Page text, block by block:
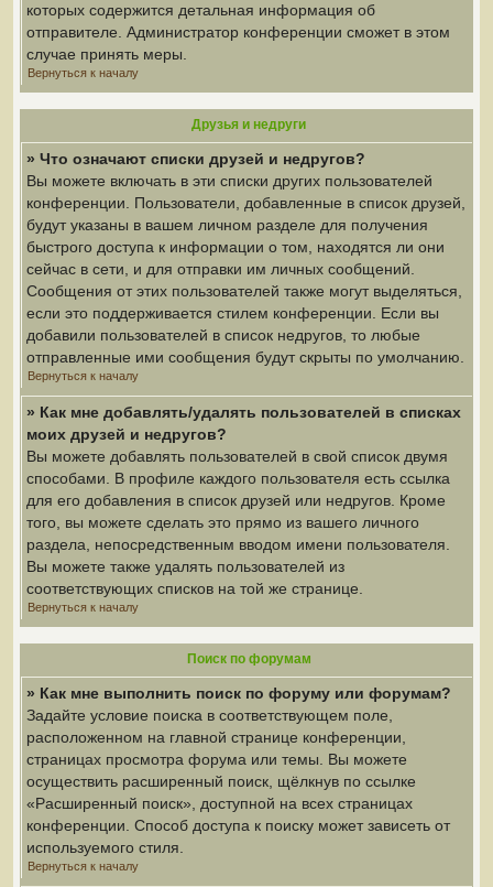
которых содержится детальная информация об
отправителе. Администратор конференции сможет в этом
случае принять меры.
Вернуться к началу
Друзья и недруги
» Что означают списки друзей и недругов?
Вы можете включать в эти списки других пользователей
конференции. Пользователи, добавленные в список друзей,
будут указаны в вашем личном разделе для получения
быстрого доступа к информации о том, находятся ли они
сейчас в сети, и для отправки им личных сообщений.
Сообщения от этих пользователей также могут выделяться,
если это поддерживается стилем конференции. Если вы
добавили пользователей в список недругов, то любые
отправленные ими сообщения будут скрыты по умолчанию.
Вернуться к началу
» Как мне добавлять/удалять пользователей в списках
моих друзей и недругов?
Вы можете добавлять пользователей в свой список двумя
способами. В профиле каждого пользователя есть ссылка
для его добавления в список друзей или недругов. Кроме
того, вы можете сделать это прямо из вашего личного
раздела, непосредственным вводом имени пользователя.
Вы можете также удалять пользователей из
соответствующих списков на той же странице.
Вернуться к началу
Поиск по форумам
» Как мне выполнить поиск по форуму или форумам?
Задайте условие поиска в соответствующем поле,
расположенном на главной странице конференции,
страницах просмотра форума или темы. Вы можете
осуществить расширенный поиск, щёлкнув по ссылке
«Расширенный поиск», доступной на всех страницах
конференции. Способ доступа к поиску может зависеть от
используемого стиля.
Вернуться к началу